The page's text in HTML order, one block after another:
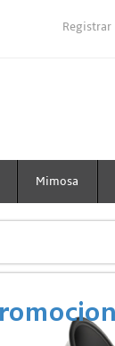
Registrar
Mimosa